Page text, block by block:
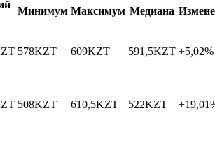
Минимум Максимум Медиана
578KZT 609KZT 591,5KZT +5,02%
508KZT 610,5KZT 522KZT